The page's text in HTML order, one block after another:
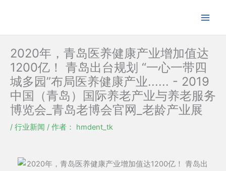
内
2020年，青岛医养健康产业增加值达
1200亿！ 青岛出台规划 “一心一带四
城多园”布局医养健康产业...... - 2019
中国（青岛）国际养老产业与养老服务
博览会_青岛老博会官网_老龄产业展
/ 行业新闻 / 作者： hmdent_tk